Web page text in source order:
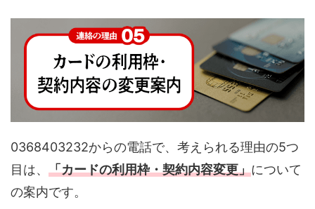
0368403232からの電話で、考えられる理由の5つ
目は、 「カードの利用枠・契約内容変更」について
の案内です。